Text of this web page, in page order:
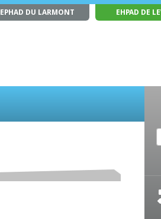
EPHAD DU LARMONT EHPAD DE